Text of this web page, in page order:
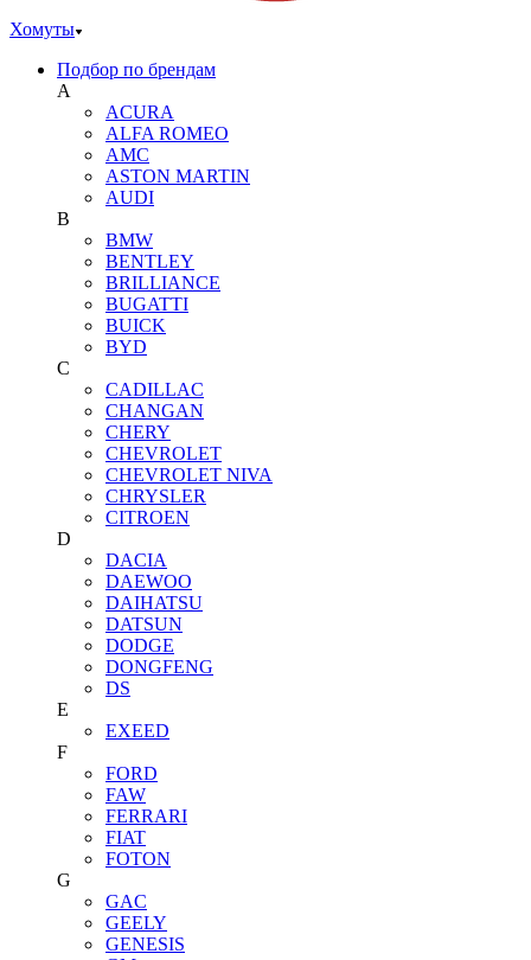
Хомуты
Подбор по брендам
A
ACURA
ALFA ROMEO
AMC
ASTON MARTIN
AUDI
B
BMW
BENTLEY
BRILLIANCE
BUGATTI
BUICK
BYD
C
CADILLAC
CHANGAN
CHERY
CHEVROLET
CHEVROLET NIVA
CHRYSLER
CITROEN
D
DACIA
DAEWOO
DAIHATSU
DATSUN
DODGE
DONGFENG
DS
E
EXEED
F
FORD
FAW
FERRARI
FIAT
FOTON
G
GAC
GEELY
GENESIS